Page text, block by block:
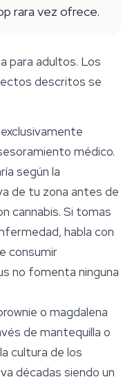
rara vez ofrece.
para adultos. Los
descritos se
médico.
según la
de tu zona antes de
cannabis. Si tomas
habla con
consumir
no fomenta ninguna
o magdalena
de mantequilla o
cultura de los
décadas siendo un